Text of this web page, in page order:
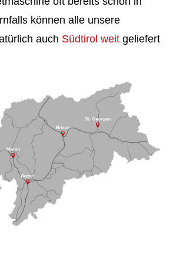
können alle unsere
auch Südtirol weit geliefert